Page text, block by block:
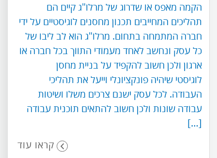
הקמה מאפס או שדרוג של מרלו"ג קיים הם
תהליכים המחייבים תכנון מחסנים לוגיסטיים על ידי
חברה המתמחה בתחום. מרלו"ג הוא לב ליבו של
כל עסק ונחשב לאחד מעמודי התווך בכל חברה או
ארגון ולכן חשוב להקפיד על בניית מחסן
לוגיסטי שיהיה פונקציונלי וייעל את תהליכי
העבודה. לכל עסק ישנם צרכים משלו ושיטות
עבודה שונות ולכן חשוב להתאים תוכנית עבודה
[…]
קראו עוד